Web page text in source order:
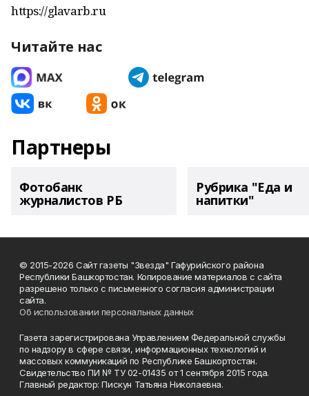
https://glavarb.ru
Читайте нас
Партнеры
Фотобанк
журналистов РБ
Рубрика "Еда и
напитки"
© 2015-2026 Сайт газеты "Звезда" Гафурийского района
Республики Башкортостан. Копирование материалов с сайта
разрешено только с письменного согласия администрации
сайта.
Об использовании персональных данных
Газета зарегистрирована Управлением Федеральной службы
по надзору в сфере связи, информационных технологий и
массовых коммуникаций по Республике Башкортостан.
Свидетельство ПИ № ТУ 02-01435 от 1 сентября 2015 года.
Главный редактор: Пискун Татьяна Николаевна.